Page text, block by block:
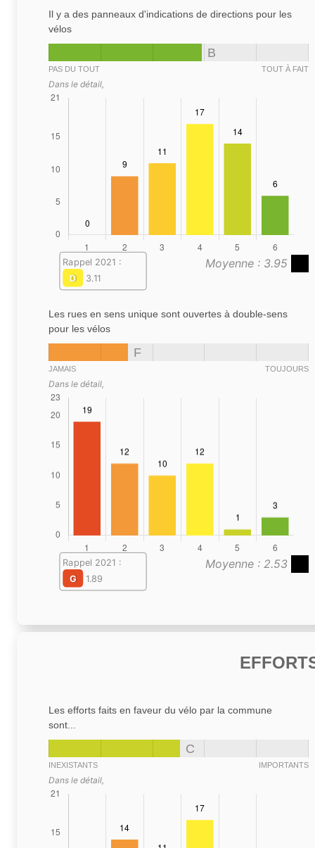
Il y a des panneaux d'indications de directions pour les
vélos
B
PAS DU TOUT TOUT À FAIT
Dans le détail,
Moyenne : 3.95
Rappel 2021 :
D
3.11
Les rues en sens unique sont ouvertes à double-sens
pour les vélos
F
JAMAIS TOUJOURS
Dans le détail,
Moyenne : 2.53
Rappel 2021 :
G
1.89
Les efforts faits en faveur du vélo par la commune
sont...
C
INEXISTANTS IMPORTANTS
Dans le détail,